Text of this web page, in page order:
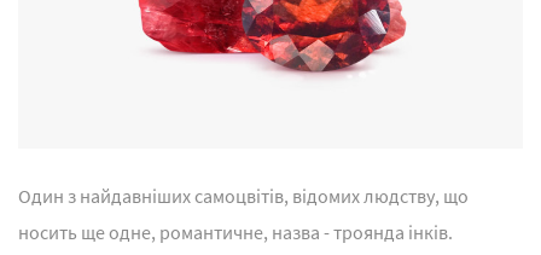
Один з найдавніших самоцвітів, відомих людству, що
носить ще одне, романтичне, назва - троянда інків.